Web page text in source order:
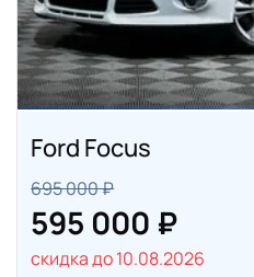
Ford Focus
695 000 ₽
595 000 ₽
скидка до 10.08.2026